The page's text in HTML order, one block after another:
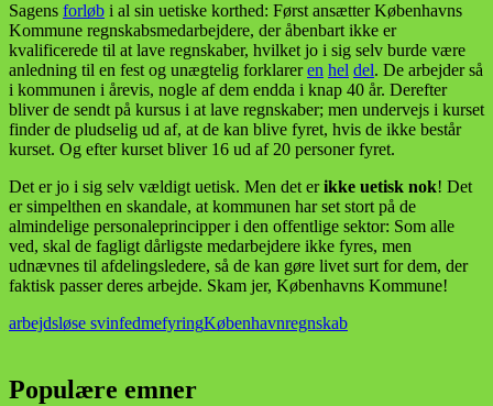
Sagens forløb i al sin uetiske korthed: Først ansætter Københavns
Kommune regnskabsmedarbejdere, der åbenbart ikke er
kvalificerede til at lave regnskaber, hvilket jo i sig selv burde være
anledning til en fest og unægtelig forklareren hel del. De arbejder så
i kommunen i årevis, nogle af dem endda i knap 40 år. Derefter
bliver de sendt på kursus i at lave regnskaber; men undervejs i kurset
finder de pludselig ud af, at de kan blive fyret, hvis de ikke består
kurset. Og efter kurset bliver 16 ud af 20 personer fyret.
Det er jo i sig selv vældigt uetisk. Men det erikke uetisk nok! Det
er simpelthen en skandale, at kommunen har set stort på de
almindelige personaleprincipper i den offentlige sektor: Som alle
ved, skal de fagligt dårligste medarbejdere ikke fyres, men
udnævnes til afdelingsledere, så de kan gøre livet surt for dem, der
faktisk passer deres arbejde. Skam jer, Københavns Kommune!
arbejdsløse svinfedmefyringKøbenhavnregnskab
Populære emner